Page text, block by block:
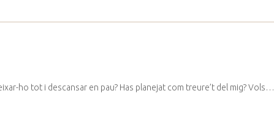
ho tot i descansar en pau? Has planejat com treure’t del mig? Vols…